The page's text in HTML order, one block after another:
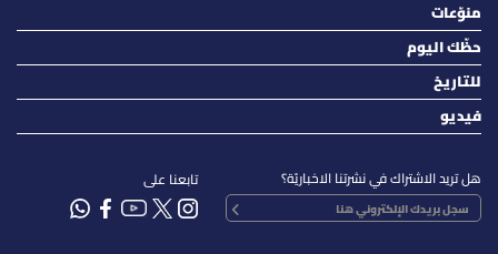
منوّعات
حظّك اليوم
للتاريخ
فيديو
هل تريد الاشتراك في نشرتنا الاخباريّة؟ تابعنا على